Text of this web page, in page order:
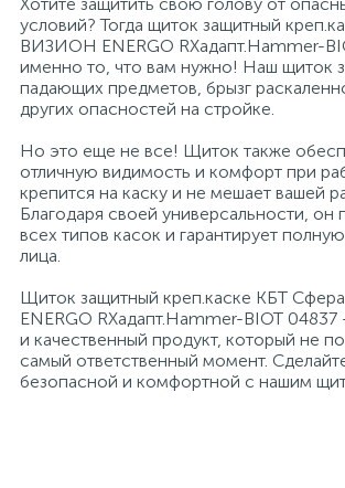
условий? Тогда щиток защитный
ВИЗИОН ENERGO RXадапт.Hammer-
именно то, что вам нужно! Наш щиток
падающих предметов, брызг
других опасностей на стройке.
Но это еще не все! Щиток также
отличную видимость и комфорт при
крепится на каску и не мешает вашей
Благодаря своей универсальности, он
всех типов касок и гарантирует полную
лица.
Щиток защитный креп.каске КБТ
ENERGO RXадапт.Hammer-BIOT
и качественный продукт, который не
самый ответственный момент.
безопасной и комфортной с нашим
Профессиональные
средства
Профессиональные чистящие и
Специальные средства для
Универсальные
Расходные материалы для
Системы и компоненты для
биологического материала
Таблетницы
Мини-кухни
Модульная мягкая мебель
Обувницы